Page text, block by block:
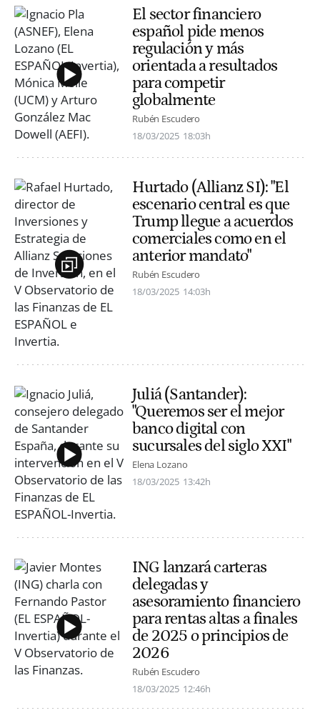
El sector financiero
español pide menos
regulación y más
orientada a resultados
para competir
globalmente
Rubén Escudero
18/03/2025 18:03h
Hurtado (Allianz SI): "El
escenario central es que
Trump llegue a acuerdos
comerciales como en el
anterior mandato"
Rubén Escudero
18/03/2025 14:03h
Juliá (Santander):
"Queremos ser el mejor
banco digital con
sucursales del siglo XXI"
Elena Lozano
18/03/2025 13:42h
ING lanzará carteras
delegadas y
asesoramiento financiero
para rentas altas a finales
de 2025 o principios de
2026
Rubén Escudero
18/03/2025 12:46h